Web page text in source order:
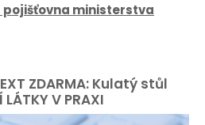
ministerstva
ZDARMA: Kulatý stůl
V PRAXI